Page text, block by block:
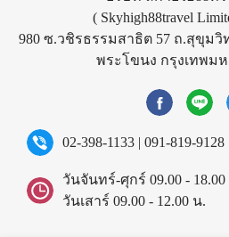
( Skyhigh88travel
980 ซ.วชิรธรรมสาธิต 57 ถ.สุขุมวิ
พระโขนง กรุงเทพมห
02-398-1133 | 091-819-9128
วันจันทร์-ศุกร์ 09.00 - 18.00
วันเสาร์ 09.00 - 12.00 น.